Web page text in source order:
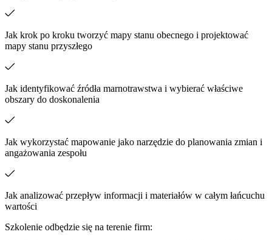
Jak krok po kroku tworzyć mapy stanu obecnego i projektować
mapy stanu przyszłego
Jak identyfikować źródła marnotrawstwa i wybierać właściwe
obszary do doskonalenia
Jak wykorzystać mapowanie jako narzędzie do planowania zmian i
angażowania zespołu
Jak analizować przepływ informacji i materiałów w całym łańcuchu
wartości
Szkolenie odbędzie się na terenie firm: